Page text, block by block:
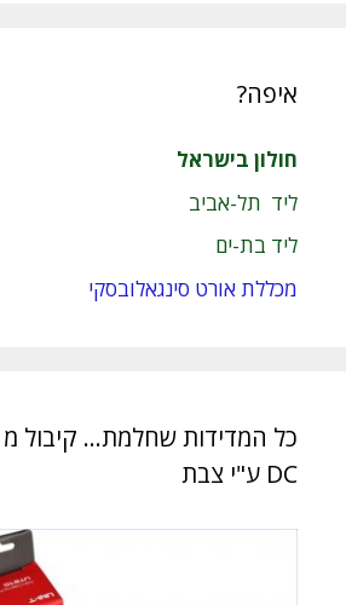
איפה?
חולון בישראל
ליד תל-אביב
ליד בת-ים
מכללת אורט סינגאלובסקי
DC ע"י צבת